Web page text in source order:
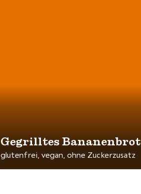
Gegrilltes Bananenbrot
glutenfrei, vegan, ohne Zuckerzusatz